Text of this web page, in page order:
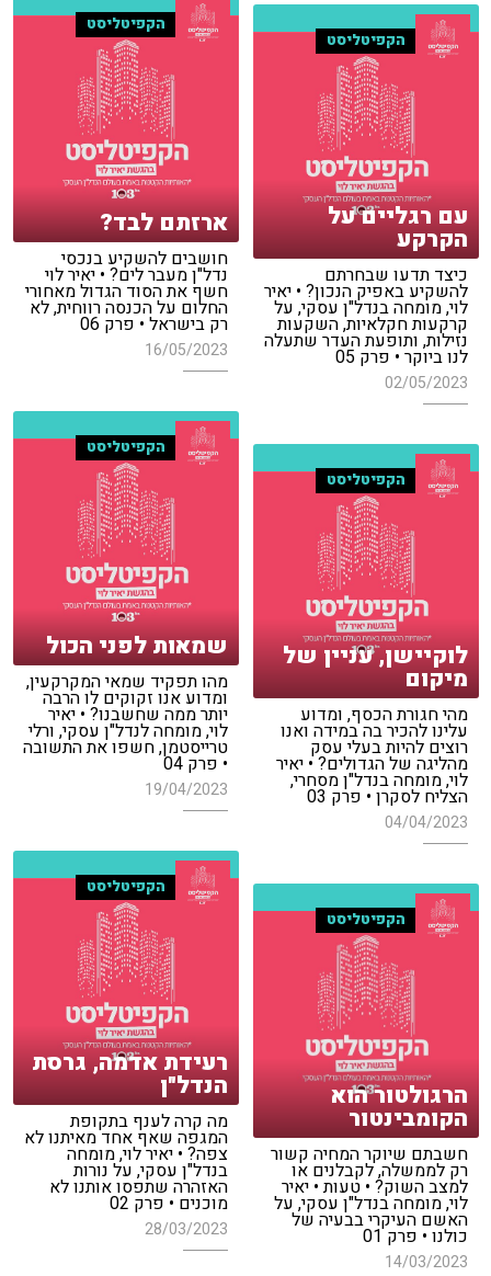
הקפיטליסט
ארזתם לבד?
חושבים להשקיע בנכסי
נדל"ן מעבר לים? • יאיר לוי
חשף את הסוד הגדול מאחורי
החלום על הכנסה רווחית, לא
רק בישראל • פרק 06
16/05/2023
הקפיטליסט
עם רגליים על
הקרקע
כיצד תדעו שבחרתם
להשקיע באפיק הנכון? • יאיר
לוי, מומחה בנדל"ן עסקי, על
קרקעות חקלאיות, השקעות
נזילות, ותופעת העדר שתעלה
לנו ביוקר • פרק 05
02/05/2023
הקפיטליסט
שמאות לפני הכול
מהו תפקיד שמאי המקרקעין,
ומדוע אנו זקוקים לו הרבה
יותר ממה שחשבנו? • יאיר
לוי, מומחה לנדל"ן עסקי, ורלי
טרייסטמן, חשפו את התשובה
• פרק 04
19/04/2023
הקפיטליסט
לוקיישן, עניין של
מיקום
מהי חגורת הכסף, ומדוע
עלינו להכיר בה במידה ואנו
רוצים להיות בעלי עסק
מהליגה של הגדולים? • יאיר
לוי, מומחה בנדל"ן מסחרי,
הצליח לסקרן • פרק 03
04/04/2023
הקפיטליסט
רעידת אדמה, גרסת
הנדל"ן
מה קרה לענף בתקופת
המגפה שאף אחד מאיתנו לא
צפה? • יאיר לוי, מומחה
בנדל"ן עסקי, על נורות
האזהרה שתפסו אותנו לא
מוכנים • פרק 02
28/03/2023
הקפיטליסט
הרגולטור הוא
הקומבינטור
חשבתם שיוקר המחיה קשור
רק לממשלה, לקבלנים או
למצב השוק? • טעות • יאיר
לוי, מומחה בנדל"ן עסקי, על
האשם העיקרי בבעיה של
כולנו • פרק 01
14/03/2023